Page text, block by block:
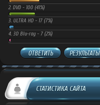
2. DVD - 100 (41%)
3. ULTRA HD - 17 (7%)
4. 3D Blu-ray - 7 (2%)
ОТВЕТИТЬ РЕЗУЛЬТАТЫ
СТАТИСТИКА САЙТА